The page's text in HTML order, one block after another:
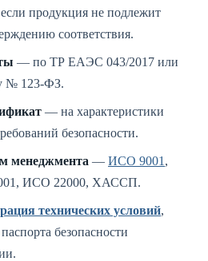
продукция не подлежит
соответствия.
— по ТР ЕАЭС 043/2017 или
№ 123-ФЗ.
— на характеристики
безопасности.
менеджмента — ИСО 9001 ,
ИСО 22000, ХАССП.
технических условий,
безопасности